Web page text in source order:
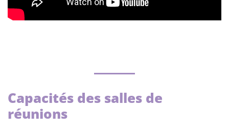
Capacités des salles de
réunions